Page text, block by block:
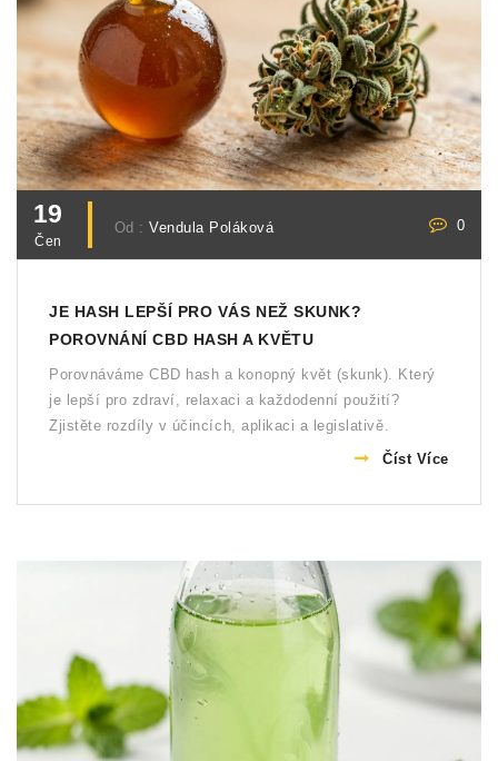
19
Čen
Od :Vendula Poláková 0
JE HASH LEPŠÍ PRO VÁS NEŽ SKUNK?
POROVNÁNÍ CBD HASH A KVĚTU
Porovnáváme CBD hash a konopný květ (skunk). Který
je lepší pro zdraví, relaxaci a každodenní použití?
Zjistěte rozdíly v účincích, aplikaci a legislativě.
Číst Více